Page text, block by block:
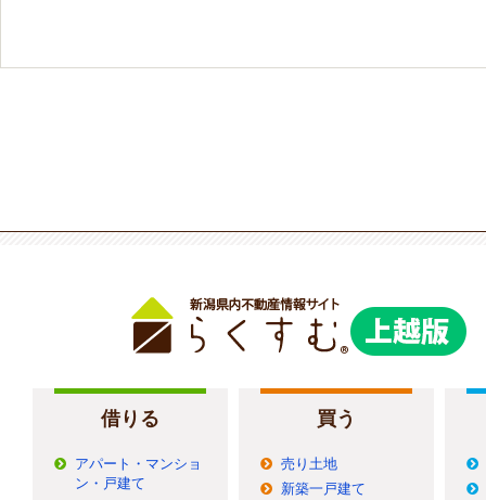
借りる
アパート・マンショ
ン・戸建て
買う
売り土地
新築一戸建て